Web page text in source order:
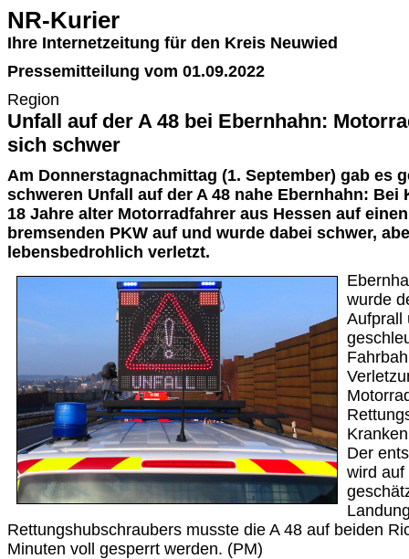
NR-Kurier
Ihre Internetzeitung für den Kreis Neuwied
Pressemitteilung vom 01.09.2022
Region
Unfall auf der A 48 bei Ebernhahn:
sich schwer
Am Donnerstagnachmittag (1. September) gab es
schweren Unfall auf der A 48 nahe Ebernhahn: Bei
18 Jahre alter Motorradfahrer aus Hessen auf
bremsenden PKW auf und wurde dabei schwer,
lebensbedrohlich verletzt.
wurde
Aufprall
Der
wird auf
Rettungshubschraubers musste die A 48 auf beiden
Minuten voll gesperrt werden. (PM)